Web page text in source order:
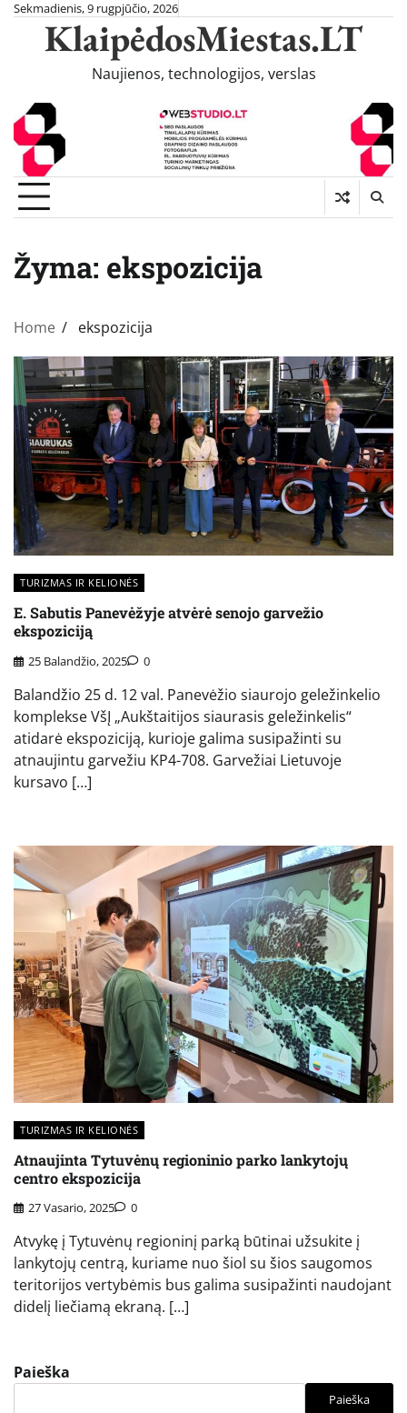
Skip
content
Sekmadienis, 9 rugpjūčio, 2026
KlaipėdosMiestas.LT
Naujienos, technologijos, verslas
Žyma: ekspozicija
Home ekspozicija
TURIZMAS IR KELIONĖS
E. Sabutis Panevėžyje atvėrė senojo garvežio
ekspoziciją
25 Balandžio, 2025 0
Balandžio 25 d. 12 val. Panevėžio siaurojo geležinkelio
komplekse VšĮ „Aukštaitijos siaurasis geležinkelis“
atidarė ekspoziciją, kurioje galima susipažinti su
atnaujintu garvežiu KP4-708. Garvežiai Lietuvoje
kursavo […]
TURIZMAS IR KELIONĖS
Atnaujinta Tytuvėnų regioninio parko lankytojų
centro ekspozicija
27 Vasario, 2025 0
Atvykę į Tytuvėnų regioninį parką būtinai užsukite į
lankytojų centrą, kuriame nuo šiol su šios saugomos
teritorijos vertybėmis bus galima susipažinti naudojant
didelį liečiamą ekraną. […]
Paieška
Paieška